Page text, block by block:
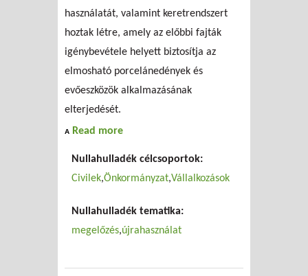
használatát, valamint keretrendszert
hoztak létre, amely az előbbi fajták
igénybevétele helyett biztosítja az
elmosható porcelánedények és
evőeszközök alkalmazásának
elterjedését.
A Read more
használatát a müncheni
rendezvényeken
Nullahulladék célcsoportok:
Civilek Önkormányzat Vállalkozások
Nullahulladék tematika:
megelőzés újrahasználat